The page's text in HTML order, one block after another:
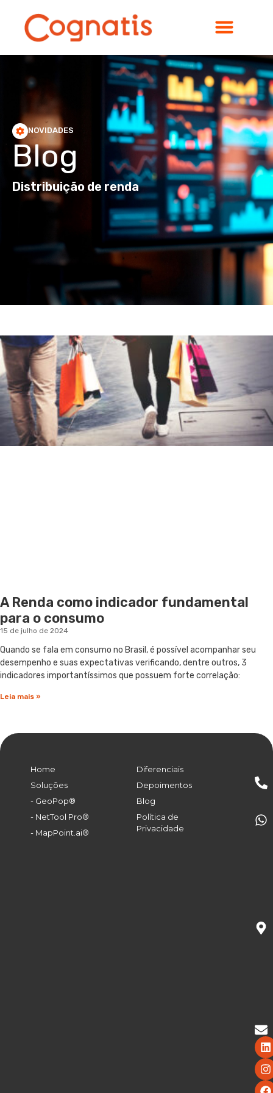
NOVIDADES
Blog
Distribuição de renda
A Renda como indicador fundamental
para o consumo
15 de julho de 2024
Quando se fala em consumo no Brasil, é possível acompanhar seu
desempenho e suas expectativas verificando, dentre outros, 3
indicadores importantíssimos que possuem forte correlação:
Leia mais »
Home
Soluções
- GeoPop®
- NetTool Pro®
- MapPoint.ai®
Diferenciais
Depoimentos
Blog
Política de
Privacidade